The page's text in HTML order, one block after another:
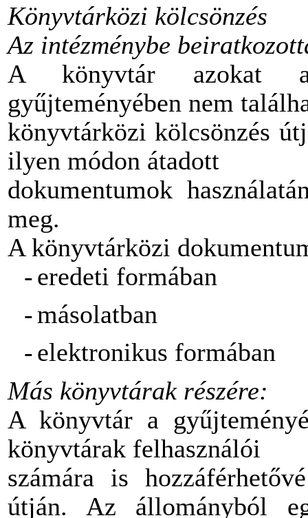
Könyvtárközi kölcsönzés
Az intézménybe
A könyvtár azokat a
gyűjteményében nem
könyvtárközi kölcsönzés
ilyen módon átadott
dokumentumok
meg.
A könyvtárközi
-eredeti formában
-másolatban
-elektronikus formában
Más könyvtárak részére:
A könyvtár a
könyvtárak felhasználói
számára is
útján. Az állományból